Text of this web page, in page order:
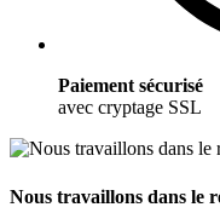
Paiement sécurisé
avec cryptage SSL
Nous travaillons dans le